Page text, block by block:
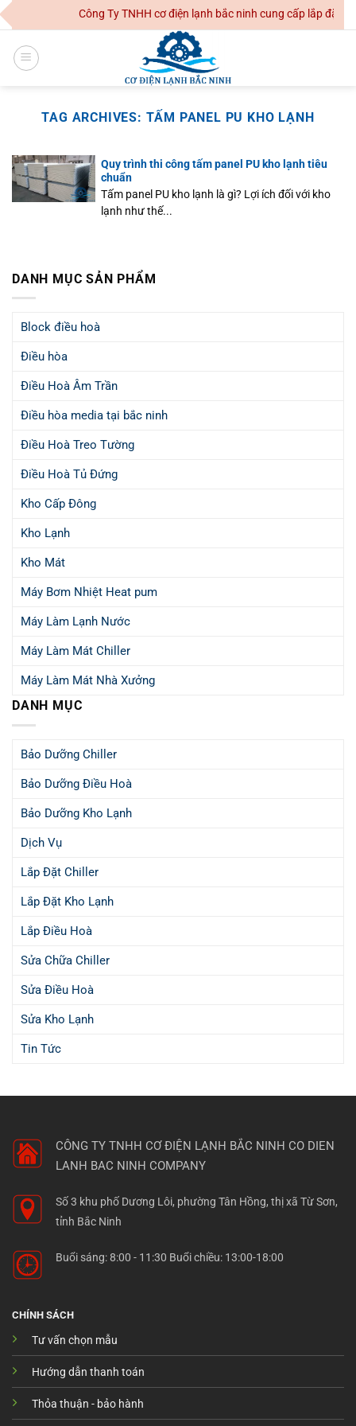
Skip
to
content
Công Ty TNHH cơ điện lạnh bắc ninh cung cấp lắp đặt
TAG ARCHIVES: TẤM PANEL PU KHO LẠNH
Quy trình thi công tấm panel PU kho lạnh tiêu
chuẩn
Tấm panel PU kho lạnh là gì? Lợi ích đối với kho
lạnh như thế...
DANH MỤC SẢN PHẨM
Block điều hoà
Điều hòa
Điều Hoà Âm Trần
Điều hòa media tại bắc ninh
Điều Hoà Treo Tường
Điều Hoà Tủ Đứng
Kho Cấp Đông
Kho Lạnh
Kho Mát
Máy Bơm Nhiệt Heat pum
Máy Làm Lạnh Nước
Máy Làm Mát Chiller
Máy Làm Mát Nhà Xưởng
DANH MỤC
Bảo Dưỡng Chiller
Bảo Dưỡng Điều Hoà
Bảo Dưỡng Kho Lạnh
Dịch Vụ
Lắp Đặt Chiller
Lắp Đặt Kho Lạnh
Lắp Điều Hoà
Sửa Chữa Chiller
Sửa Điều Hoà
Sửa Kho Lạnh
Tin Tức
CÔNG TY TNHH CƠ ĐIỆN LẠNH BẮC NINH CO DIEN
LANH BAC NINH COMPANY
Số 3 khu phố Dương Lôi, phường Tân Hồng, thị xã Từ Sơn,
tỉnh Bắc Ninh
Buổi sáng: 8:00 - 11:30 Buổi chiều: 13:00-18:00
CHÍNH SÁCH
Tư vấn chọn mẫu
Hướng dẫn thanh toán
Thỏa thuận - bảo hành